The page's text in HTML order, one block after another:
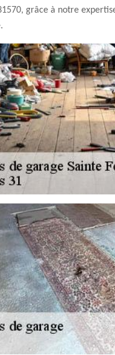
grâce à notre